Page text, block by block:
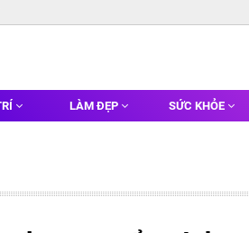
LÀM ĐẸP SỨC KHỎE